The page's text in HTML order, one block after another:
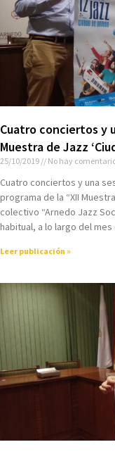
Cuatro conciertos y
Muestra de Jazz
25/10/2019 No hay
Cuatro conciertos y una
programa de la “XII
colectivo “Arnedo Jazz
habitual, a lo largo del
Leer publicación »